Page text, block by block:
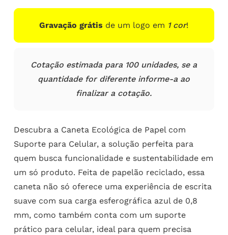
clientes
Gravação grátis de um logo em 1 cor!
Cotação estimada para 100 unidades, se a
quantidade for diferente informe-a ao
finalizar a cotação.
Descubra a Caneta Ecológica de Papel com
Suporte para Celular, a solução perfeita para
quem busca funcionalidade e sustentabilidade em
um só produto. Feita de papelão reciclado, essa
caneta não só oferece uma experiência de escrita
suave com sua carga esferográfica azul de 0,8
mm, como também conta com um suporte
prático para celular, ideal para quem precisa